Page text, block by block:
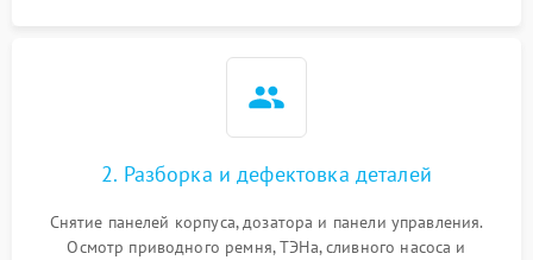
2. Разборка и дефектовка деталей
Снятие панелей корпуса, дозатора и панели управления.
Осмотр приводного ремня, ТЭНа, сливного насоса и